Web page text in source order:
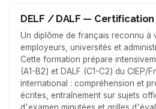
DELF / DALF —
Un diplôme de français reconnu à
employeurs, universités et
Cette formation prépare
(A1-B2) et DALF (C1-C2) du CIEP/
international : compréhension et
écrites, entraînement sur sujets
d'examen minutées et grilles